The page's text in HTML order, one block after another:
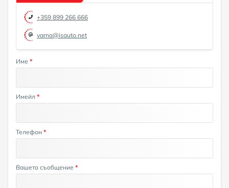
+359 899 266 666
varna@isauto.net
Име *
Имейл *
Телефон *
Вашето съобщение *